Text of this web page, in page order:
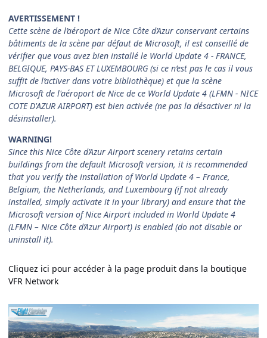
AVERTISSEMENT !
Cette scène de l’aéroport de Nice Côte d’Azur conservant certains
bâtiments de la scène par défaut de Microsoft, il est conseillé de
vérifier que vous avez bien installé le World Update 4 - FRANCE,
BELGIQUE, PAYS-BAS ET LUXEMBOURG (si ce n’est pas le cas il vous
suffit de l’activer dans votre bibliothèque) et que la scène
Microsoft de l'aéroport de Nice de ce World Update 4 (LFMN - NICE
COTE D'AZUR AIRPORT) est bien activée (ne pas la désactiver ni la
désinstaller).
WARNING!
Since this Nice Côte d’Azur Airport scenery retains certain
buildings from the default Microsoft version, it is recommended
that you verify the installation of World Update 4 – France,
Belgium, the Netherlands, and Luxembourg (if not already
installed, simply activate it in your library) and ensure that the
Microsoft version of Nice Airport included in World Update 4
(LFMN – Nice Côte d’Azur Airport) is enabled (do not disable or
uninstall it).
Cliquez ici pour accéder à la page produit dans la boutique
VFR Network